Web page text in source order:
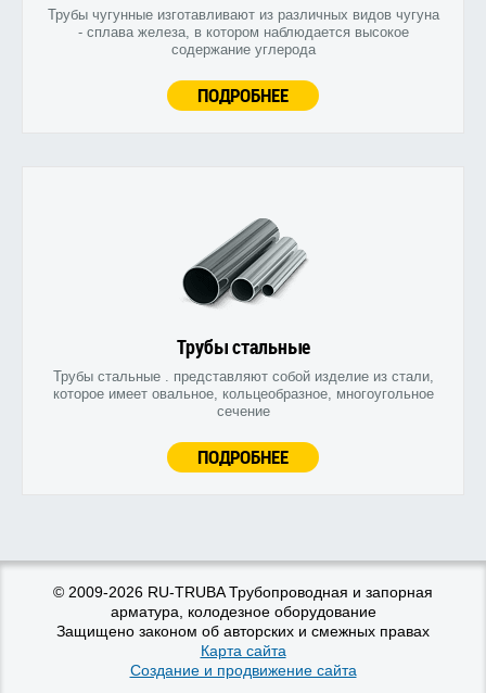
Трубы чугунные изготавливают из различных видов чугуна
- сплава железа, в котором наблюдается высокое
содержание углерода
ПОДРОБНЕЕ
Трубы стальные
Трубы стальные . представляют собой изделие из стали,
которое имеет овальное, кольцеобразное, многоугольное
сечение
ПОДРОБНЕЕ
© 2009-2026 RU-TRUBA Трубопроводная и запорная
арматура, колодезное оборудование
Защищено законом об авторских и смежных правах
Карта сайта
Создание и продвижение сайта